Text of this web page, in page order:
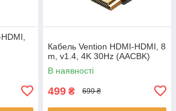
Кабель Vention HDMI-HDMI, 8
m, v1.4, 4K 30Hz (AACBK)
В наявності
499 ₴ 699 ₴